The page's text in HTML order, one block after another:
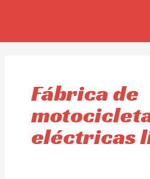
Fábrica de
eléctricas